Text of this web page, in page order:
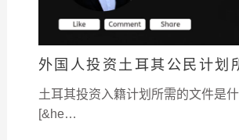
外国人投资土耳其公民计划
土耳其投资入籍计划所需的文件是
[&he…